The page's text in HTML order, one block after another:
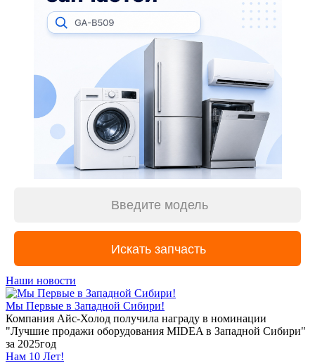
Наши новости
Мы Первые в Западной Сибири!
Компания Айс-Холод получила награду в номинации
"Лучшие продажи оборудования MIDEA в Западной Сибири"
за 2025год
Нам 10 Лет!